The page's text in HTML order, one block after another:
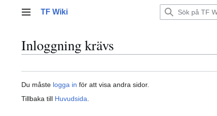
Huvudmeny
TF Wiki
Inloggning krävs
Du måste logga in för att visa andra sidor.
Tillbaka till Huvudsida